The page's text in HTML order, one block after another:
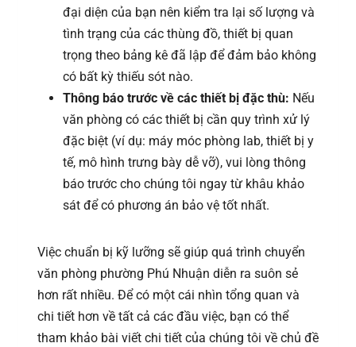
đại diện của bạn nên kiểm tra lại số lượng và
tình trạng của các thùng đồ, thiết bị quan
trọng theo bảng kê đã lập để đảm bảo không
có bất kỳ thiếu sót nào.
Thông báo trước về các thiết bị đặc thù: Nếu
văn phòng có các thiết bị cần quy trình xử lý
đặc biệt (ví dụ: máy móc phòng lab, thiết bị y
tế, mô hình trưng bày dễ vỡ), vui lòng thông
báo trước cho chúng tôi ngay từ khâu khảo
sát để có phương án bảo vệ tốt nhất.
Việc chuẩn bị kỹ lưỡng sẽ giúp quá trình chuyển
văn phòng phường Phú Nhuận diễn ra suôn sẻ
hơn rất nhiều. Để có một cái nhìn tổng quan và
chi tiết hơn về tất cả các đầu việc, bạn có thể
tham khảo bài viết chi tiết của chúng tôi về chủ đề